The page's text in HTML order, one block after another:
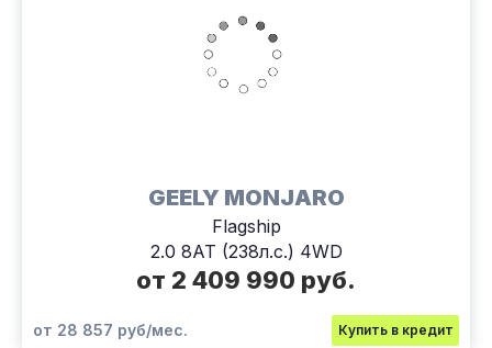
GEELY MONJARO
Flagship
2.0 8AT (238л.с.) 4WD
от 2 409 990 руб.
от 28 857 руб/мес. Купить в кредит